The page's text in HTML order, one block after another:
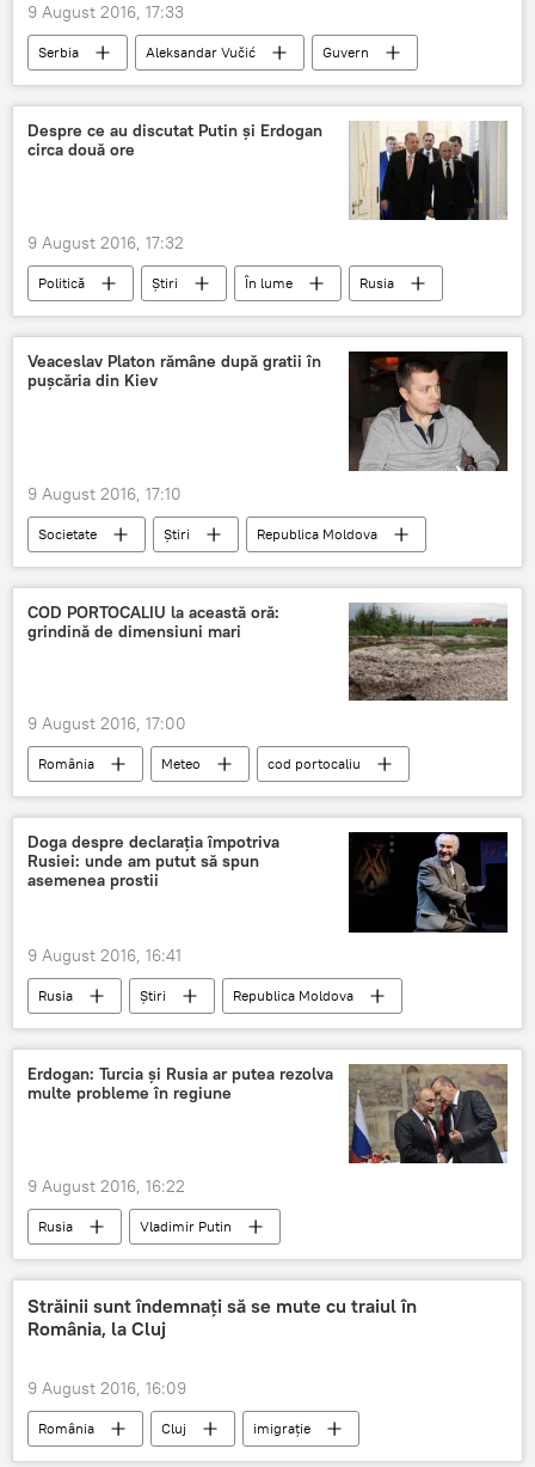
9 August 2016, 17:33
Serbia Aleksandar Vučić
Guvern
Serbia
Federaţia Rusă
Uniunea Europeană
Despre ce au discutat Putin și Erdogan
circa două ore
9 August 2016, 17:32
Politică Știri În lume
Rusia
Turcia
Vladimir Putin
Recep Tayyip Erdogan
Întâlnire
Tratative
Veaceslav Platon rămâne după gratii în
puşcăria din Kiev
9 August 2016, 17:10
Societate Știri
Republica Moldova
Moldova
Platon Ucraina
COD PORTOCALIU la această oră:
grindină de dimensiuni mari
9 August 2016, 17:00
România Meteo
cod portocaliu
Grindină
Ploi
Doga despre declarația împotriva
Rusiei: unde am putut să spun
asemenea prostii
9 August 2016, 16:41
Rusia Știri
Republica Moldova
candidatură
alegeri prezidențiale
petiție
Erdogan: Turcia și Rusia ar putea rezolva
multe probleme în regiune
9 August 2016, 16:22
Rusia
Vladimir Putin
Recep Tayyip Erdogan
Străinii sunt îndemnați să se mute cu traiul în
România, la Cluj
9 August 2016, 16:09
România Cluj
imigrație